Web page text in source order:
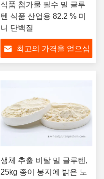
식품 첨가물 필수 밀 글루
텐 식품 산업용 82.2 % 미
니 단백질
최고의 가격을 얻으십
생체 추출 비탈 밀 글루텐,
25kg 종이 봉지에 밝은 노